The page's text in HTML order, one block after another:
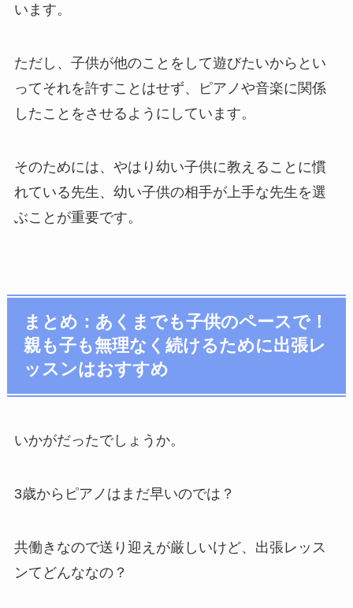
います。
ただし、子供が他のことをして遊びたいからとい
ってそれを許すことはせず、ピアノや音楽に関係
したことをさせるようにしています。
そのためには、やはり幼い子供に教えることに慣
れている先生、幼い子供の相手が上手な先生を選
ぶことが重要です。
まとめ：あくまでも子供のペースで！
親も子も無理なく続けるために出張レ
ッスンはおすすめ
いかがだったでしょうか。
3歳からピアノはまだ早いのでは？
共働きなので送り迎えが厳しいけど、出張レッス
ンてどんななの？